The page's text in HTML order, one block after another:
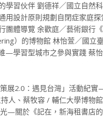
習伙伴 劉德祥／國立自然
設計原則規劃自閉症家庭
體導覽 余歡庭／藝術銀行
）的博物館 林怡萱／國立
—學習型城市之參與實踐 蔡
策展2.0：遇見台灣」活動紀
人、蔡牧容 / 輔仁大學博物
光—關於《記在，新海租書店